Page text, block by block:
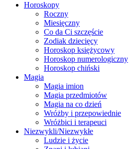
Horoskopy
Roczny
Miesięczny
Co da Ci szczęście
Zodiak dziecięcy
Horoskop księżycowy
Horoskop numerologiczny
Horoskop chiński
Magia
Magia imion
Magia przedmiotów
Magia na co dzień
Wróżby i przepowiednie
Wróżbici i terapeuci
Niezwykli/Niezwykłe
Ludzie i życie